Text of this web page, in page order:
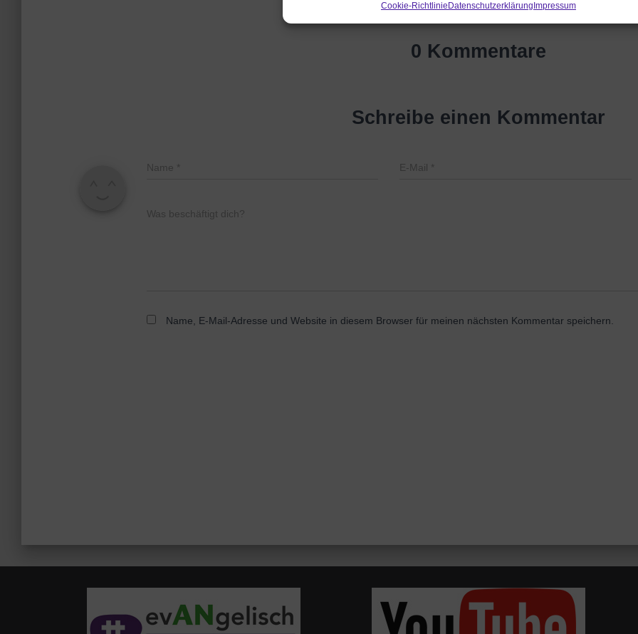
Cookie-Richtlinie Datenschutzerklärung Impressum
0 Kommentare
Schreibe einen Kommentar
Name * E-Mail *
Was beschäftigt dich?
Name, E-Mail-Adresse und Website in diesem Browser für meinen nächsten Kommentar speichern.